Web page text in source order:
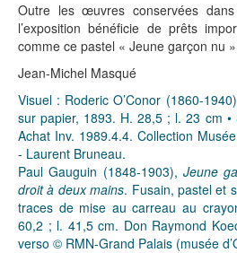
Outre les œuvres conservées
l’exposition bénéficie de prêts
comme ce pastel « Jeune garçon nu
Jean-Michel Masqué
Visuel : Roderic O’Conor (1860-
sur papier, 1893. H. 28,5 ; l. 23 cm •
Achat Inv. 1989.4.4. Collection
- Laurent Bruneau.
Paul Gauguin (1848-1903), Jeune
droit à deux mains. Fusain, pastel et
traces de mise au carreau au
60,2 ; l. 41,5 cm. Don Raymond
verso © RMN-Grand Palais (musée